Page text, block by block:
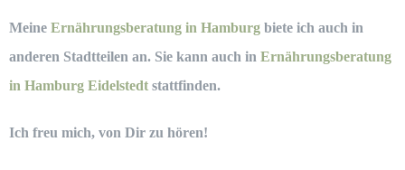
Meine Ernährungsberatung in Hamburg biete ich auch in
anderen Stadtteilen an. Sie kann auch in Ernährungsberatung
in Hamburg Eidelstedt stattfinden.
Ich freu mich, von Dir zu hören!